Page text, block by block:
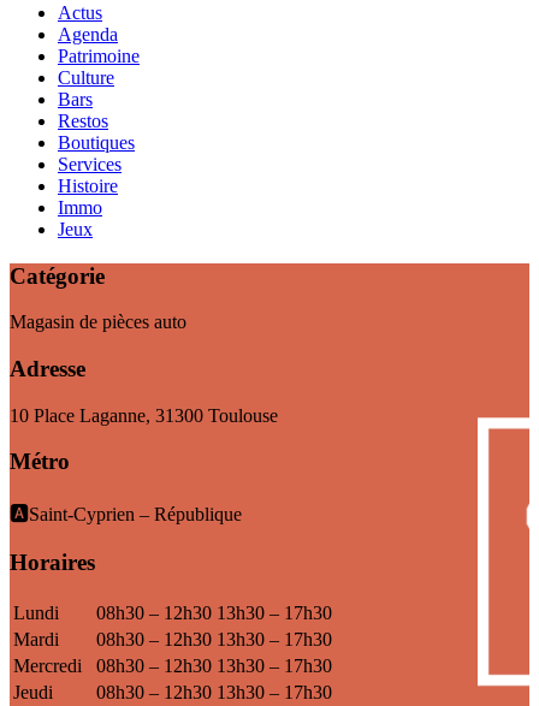
Actus
Agenda
Patrimoine
Culture
Bars
Restos
Boutiques
Services
Histoire
Immo
Jeux
Catégorie
Magasin de pièces auto
Adresse
10 Place Laganne, 31300 Toulouse
Métro
🅰️Saint-Cyprien – République
Horaires
Lundi 08h30 – 12h30 13h30 – 17h30
Mardi
08h30 – 12h30 13h30 – 17h30
Mercredi
08h30 – 12h30 13h30 – 17h30
Jeudi
08h30 – 12h30 13h30 – 17h30